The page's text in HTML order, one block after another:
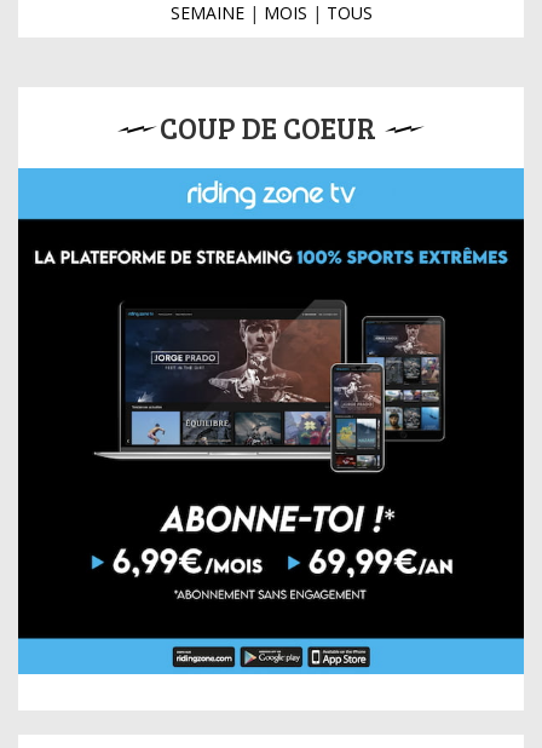
SEMAINE| MOIS | TOUS
COUP DE COEUR